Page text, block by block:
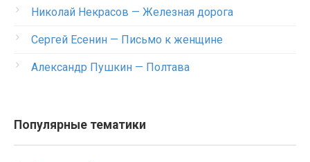
Николай Некрасов — Железная дорога
Сергей Есенин — Письмо к женщине
Александр Пушкин — Полтава
Популярные тематики